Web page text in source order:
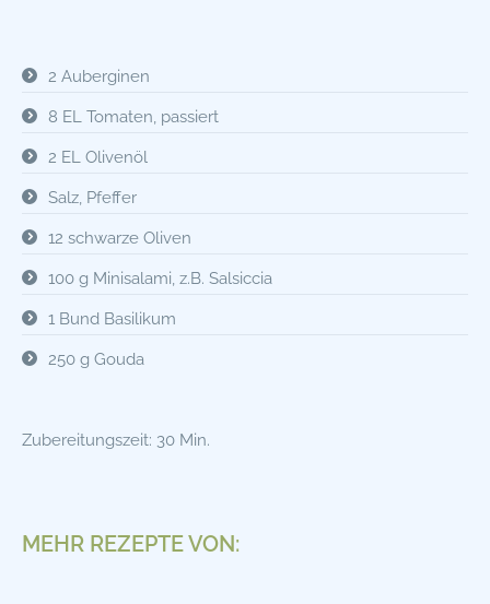
2 Auberginen
8 EL Tomaten, passiert
2 EL Olivenöl
Salz, Pfeffer
12 schwarze Oliven
100 g Minisalami, z.B. Salsiccia
1 Bund Basilikum
250 g Gouda
Zubereitungszeit: 30 Min.
MEHR REZEPTE VON: